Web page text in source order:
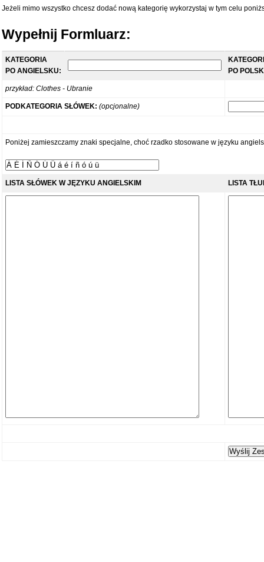
Jeżeli mimo wszystko chcesz dodać nową kategorię wykorzystaj w tym celu
Wypełnij Formluarz:
KATEGORIA
PO ANGIELSKU:
PO
przykład: Clothes - Ubranie
PODKATEGORIA SŁÓWEK: (opcjonalne)
Poniżej zamieszczamy znaki specjalne, choć rzadko stosowane w języku
LISTA SŁÓWEK W JĘZYKU ANGIELSKIM LISTA